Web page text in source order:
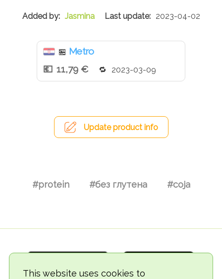
This website uses cookies to
Jasmina 2023-04-02
🏪 Metro
11,79 €
2023-03-09
Update product info
#protein #без глутена #соја